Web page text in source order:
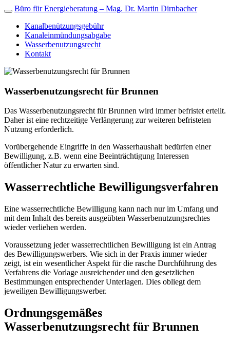
Büro für Energieberatung – Mag. Dr. Martin Dirnbacher
Kanalbenützungsgebühr
Kanaleinmündungsabgabe
Wasserbenutzungsrecht
Kontakt
Wasserbenutzungsrecht für Brunnen
Das Wasserbenutzungsrecht für Brunnen wird immer befristet erteilt.
Daher ist eine rechtzeitige Verlängerung zur weiteren befristeten
Nutzung erforderlich.
Vorübergehende Eingriffe in den Wasserhaushalt bedürfen einer
Bewilligung, z.B. wenn eine Beeinträchtigung Interessen
öffentlicher Natur zu erwarten sind.
Wasserrechtliche Bewilligungsverfahren
Eine wasserrechtliche Bewilligung kann nach nur im Umfang und
mit dem Inhalt des bereits ausgeübten Wasserbenutzungsrechtes
wieder verliehen werden.
Voraussetzung jeder wasserrechtlichen Bewilligung ist ein Antrag
des Bewilligungswerbers. Wie sich in der Praxis immer wieder
zeigt, ist ein wesentlicher Aspekt für die rasche Durchführung des
Verfahrens die Vorlage ausreichender und den gesetzlichen
Bestimmungen entsprechender Unterlagen. Dies obliegt dem
jeweiligen Bewilligungswerber.
Ordnungsgemäßes
Wasserbenutzungsrecht für Brunnen